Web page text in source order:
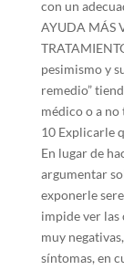
con un
AYUDA MÁS
pesimismo y
remedio”
médico o a
10 Explicarle
En lugar de
argumentar
exponerle
impide ver las
muy
síntomas, en